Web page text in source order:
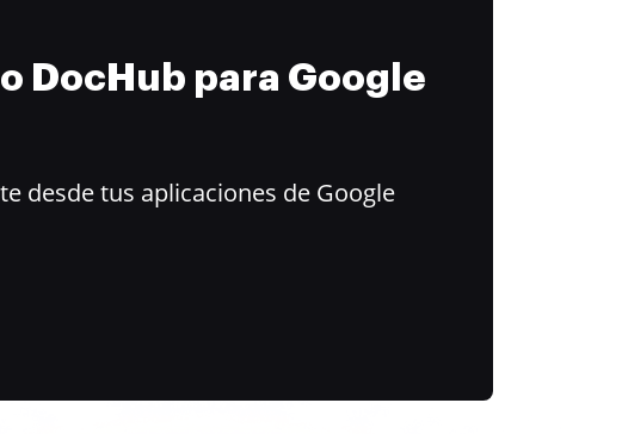
DocHub para Google
desde tus aplicaciones de Google